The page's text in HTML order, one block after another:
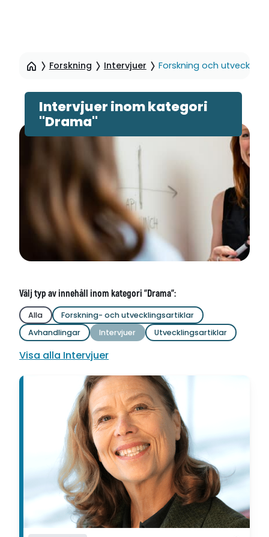
sidinnehåll
Forskning Intervjuer Forskning och
Intervjuer inom kategori
"Drama"
Välj typ av innehåll inom kategori "Drama":
Alla
Forskning- och utvecklingsartiklar
Avhandlingar
Intervjuer Utvecklingsartiklar
Visa alla Intervjuer